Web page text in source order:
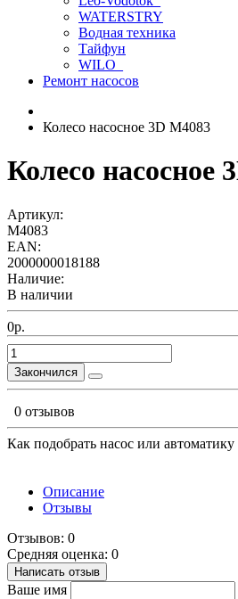
WATERSTRY
Водная техника
Тайфун
WILO_
Ремонт насосов
Колесо насосное 3D М4083
Колесо насосное
Артикул:
М4083
EAN:
2000000018188
Наличие:
В наличии
0р.
Закончился
0 отзывов
Как подобрать насос или автоматику
Описание
Отзывы
Отзывов: 0
Средняя оценка: 0
Написать отзыв
Ваше имя